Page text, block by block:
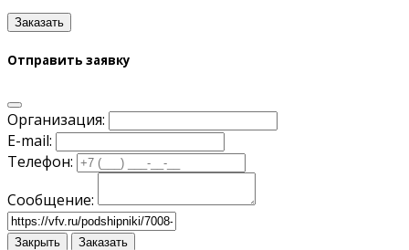
Заказать
Отправить заявку
Организация:
E-mail:
Телефон:
Сообщение:
Закрыть Заказать